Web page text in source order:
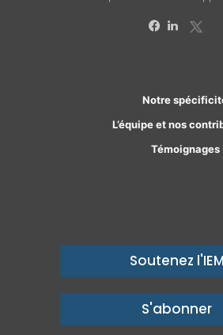
Notre
L’équipe et nos
Témoignages
Soutenez l'IEM
S'abonner